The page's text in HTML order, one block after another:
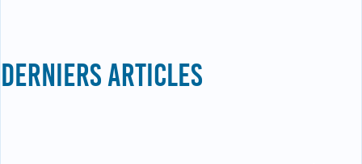
DERNIERS ARTICLES